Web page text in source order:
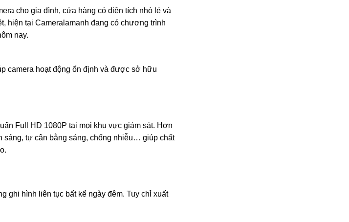
cho gia đình, cửa hàng có diện tích nhỏ lẻ và
hiện tại Cameralamanh đang có chương trình
nay.
camera hoạt động ổn định và được sở hữu
Full HD 1080P tại mọi khu vực giám sát. Hơn
sáng, tự cân bằng sáng, chống nhiễu… giúp chất
ghi hình liên tục bất kể ngày đêm. Tuy chỉ xuất